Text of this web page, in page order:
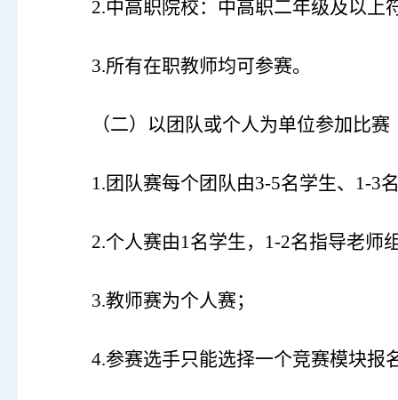
2.中高职院校：中高职二年级及以上
3.所有在职教师均可参赛。
（二） 以团队或个人为单位参加比赛
1.团队赛每个团队由3-5名学生、1-3
2.个人赛由1名学生，1-2名指导老师
3.教师赛为个人赛；
4.参赛选手只能选择一个竞赛模块报